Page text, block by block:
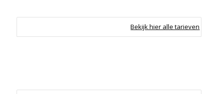
Bekijk hier alle tarieven